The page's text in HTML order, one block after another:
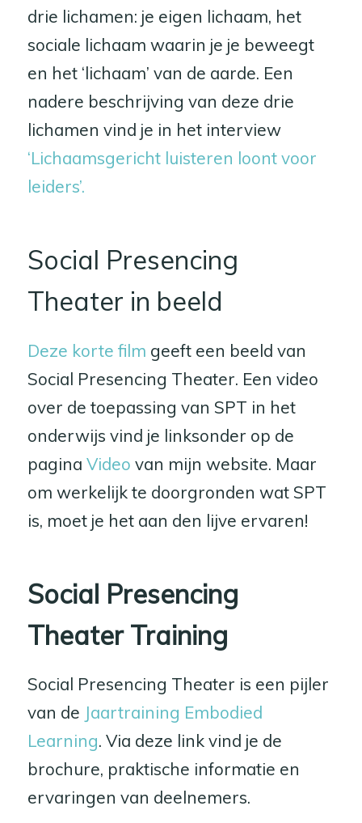
drie lichamen: je eigen lichaam, het
sociale lichaam waarin je je beweegt
en het ‘lichaam’ van de aarde. Een
nadere beschrijving van deze drie
lichamen vind je in het interview
‘Lichaamsgericht luisteren loont voor
leiders’.
Social Presencing
Theater in beeld
Deze korte film geeft een beeld van
Social Presencing Theater. Een video
over de toepassing van SPT in het
onderwijs vind je linksonder op de
pagina Video van mijn website. Maar
om werkelijk te doorgronden wat SPT
is, moet je het aan den lijve ervaren!
Social Presencing
Theater Training
Social Presencing Theater is een pijler
van de Jaartraining Embodied
Learning. Via deze link vind je de
brochure, praktische informatie en
ervaringen van deelnemers.